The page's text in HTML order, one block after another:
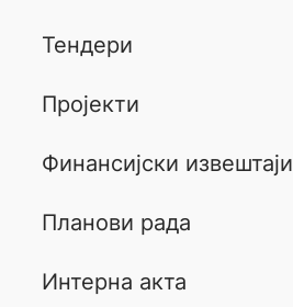
Тендери
Пројекти
Финансијски извештаји
Планови рада
Интерна акта